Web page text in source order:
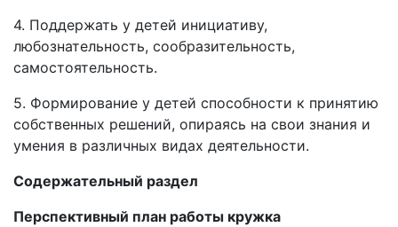
4. Поддержать у детей инициативу,
любознательность, сообразительность,
самостоятельность.
5. Формирование у детей способности к принятию
собственных решений, опираясь на свои знания и
умения в различных видах деятельности.
Содержательный раздел
Перспективный план работы кружка